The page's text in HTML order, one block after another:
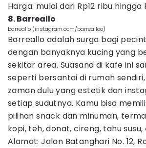
Harga: mulai dari Rp12 ribu hingga
8. Barreallo
barreallo (instagram.com/barrealloo)
Barreallo adalah surga bagi
dengan banyaknya kucing yang
sekitar area. Suasana di kafe ini
seperti bersantai di rumah
zaman dulu yang estetik dan
setiap sudutnya. Kamu bisa
pilihan snack dan minuman,
kopi, teh, donat, cireng, tahu
Alamat: Jalan Batanghari No. 12,